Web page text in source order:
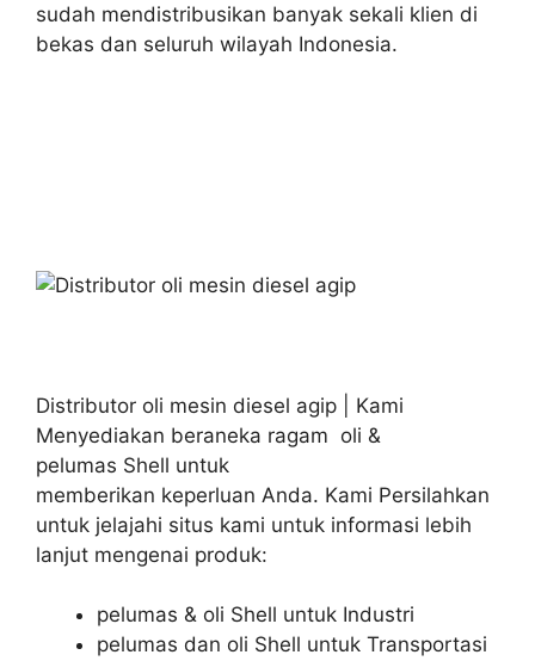
sudah mendistribusikan banyak sekali klien di
bekas dan seluruh wilayah Indonesia.
Distributor oli mesin diesel agip | Kami
Menyediakan beraneka ragam oli &
pelumas Shell untuk
memberikan keperluan Anda. Kami Persilahkan
untuk jelajahi situs kami untuk informasi lebih
lanjut mengenai produk:
pelumas & oli Shell untuk Industri
pelumas dan oli Shell untuk Transportasi